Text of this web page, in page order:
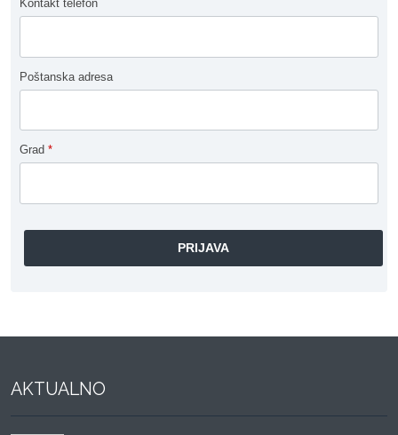
Kontakt telefon
Poštanska adresa
Grad *
AKTUALNO